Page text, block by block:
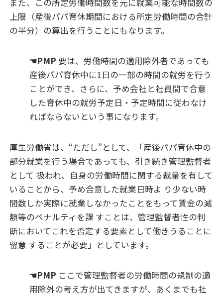
また、この所定労働時間数を元に就業可能な時間数の
上限（産後パパ育休期間における所定労働時間の合計
の半分）の算出を行うことにもなります。
☚PMP要は、労働時間の適用除外者であっても
産後パパ育休中に1日の一部の時間の就労を行う
ことができ、さらに、予め会社と社員間で合意
した育休中の就労予定日・予定時間に従わなけ
ればならないという事になります。
厚生労働省は、“ただし”として、「産後パパ育休中の
部分就業を行う場合であっても、引き続き管理監督者
として 扱われ、自身の労働時間に関する裁量を有して
いることから、予め合意した就業日時よ り少ない時
間数しか実際に就業しなかったことをもって賃金の減
額等のペナルティを課 すことは、管理監督者性の判
断においてこれを否定する要素として働きうることに
留意 することが必要」としています。
☚PMP ここで管理監督者の労働時間の規制の適
用除外の考え方が出てきますが、あくまでも社